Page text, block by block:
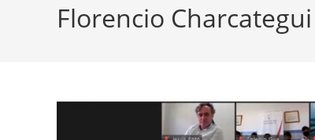
Florencio Charcategui